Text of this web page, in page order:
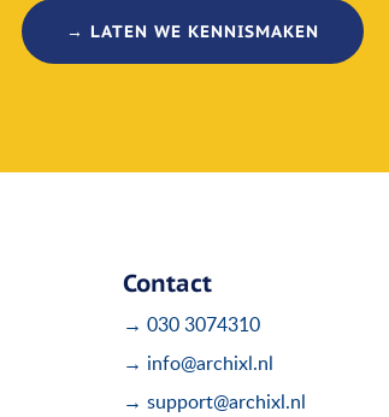
→ LATEN WE KENNISMAKEN
Contact
→ 030 3074310
→ info@archixl.nl
→ support@archixl.nl